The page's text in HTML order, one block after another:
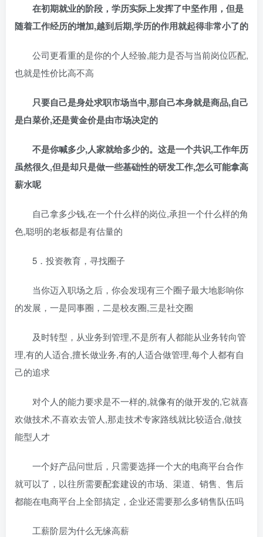
在初期就业的阶段，学历实际上发挥了中坚作用，但是
随着工作经历的增加,越到后期,学历的作用就起得非常小了的
公司更看重的是你的个人经验,能力是否与当前岗位匹配,
也就是性价比高不高
只要自己是身处求职市场当中,那自己本身就是商品,自己
是白菜价,还是黄金价是由市场决定的
不是你喊多少,人家就给多少的。这是一个共识,工作年历
虽然很久,但是却只是做一些基础性的研发工作,怎么可能拿高
薪水呢
自己拿多少钱,在一个什么样的岗位,承担一个什么样的角
色,聪明的老板都是有估量的
5．投资教育，寻找圈子
当你迈入职场之后，你会发现有三个圈子最大地影响你
的发展，一是同事圈，二是校友圈,三是社交圈
及时转型，从业务到管理,不是所有人都能从业务转向管
理,有的人适合,擅长做业务,有的人适合做管理,每个人都有自
己的追求
对个人的能力要求是不一样的,就像有的做开发的,它就喜
欢做技术,不喜欢去管人,那走技术专家路线就比较适合,做技
能型人才
一个好产品问世后，只需要选择一个大的电商平台合作
就可以了，以往所需要配套建设的市场、渠道、销售、售后
都能在电商平台上全部搞定，企业还需要那么多销售队伍吗
工薪阶层为什么无缘高薪